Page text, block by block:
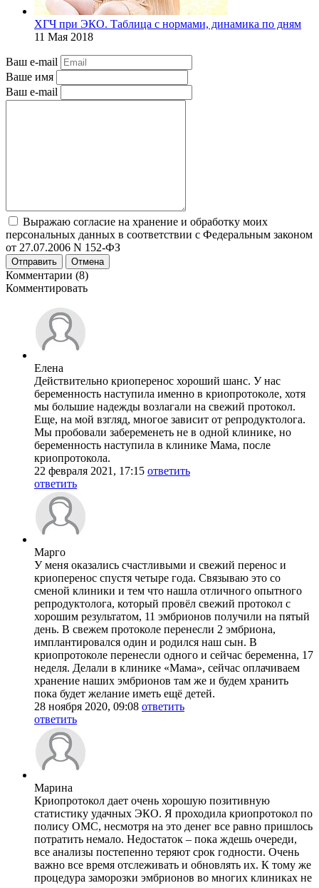
ХГЧ при ЭКО. Таблица с нормами, динамика по дням
11 Мая 2018
Ваш e-mail
Ваше имя
Ваш e-mail
Выражаю согласие на хранение и обработку моих
персональных данных в соответствии с Федеральным законом
от 27.07.2006 N 152-ФЗ
Отправить Отмена
Комментарии (8)
Комментировать
Елена
Действительно криоперенос хороший шанс. У нас
беременность наступила именно в криопротоколе, хотя
мы большие надежды возлагали на свежий протокол.
Еще, на мой взгляд, многое зависит от репродуктолога.
Мы пробовали забеременеть не в одной клинике, но
беременность наступила в клинике Мама, после
криопротокола.
22 февраля 2021, 17:15 ответить
ответить
Марго
У меня оказались счастливыми и свежий перенос и
криоперенос спустя четыре года. Связываю это со
сменой клиники и тем что нашла отличного опытного
репродуктолога, который провёл свежий протокол с
хорошим результатом, 11 эмбрионов получили на пятый
день. В свежем протоколе перенесли 2 эмбриона,
имплантировался один и родился наш сын. В
криопротоколе перенесли одного и сейчас беременна, 17
неделя. Делали в клинике «Мама», сейчас оплачиваем
хранение наших эмбрионов там же и будем хранить
пока будет желание иметь ещё детей.
28 ноября 2020, 09:08 ответить
ответить
Марина
Криопротокол дает очень хорошую позитивную
статистику удачных ЭКО. Я проходила криопротокол по
полису ОМС, несмотря на это денег все равно пришлось
потратить немало. Недостаток – пока ждешь очереди,
все анализы постепенно теряют срок годности. Очень
важно все время отслеживать и обновлять их. К тому же
процедура заморозки эмбрионов во многих клиниках не